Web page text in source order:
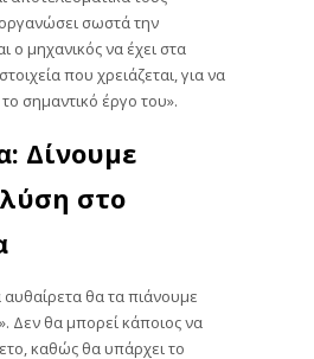
σωστά την
ο μηχανικός να έχει στα
που χρειάζεται, για να
σημαντικό έργο του».
Δίνουμε
στο
αυθαίρετα θα τα πιάνουμε
Δεν θα μπορεί κάποιος να
καθώς θα υπάρχει το